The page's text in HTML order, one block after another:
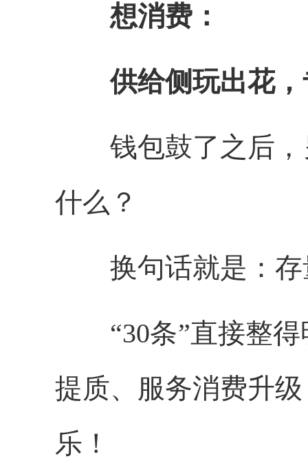
想消费：
供给侧玩出花
钱包鼓了之后，
什么？
换句话就是：存
“30条”直接整得
提质、服务消费升
乐！